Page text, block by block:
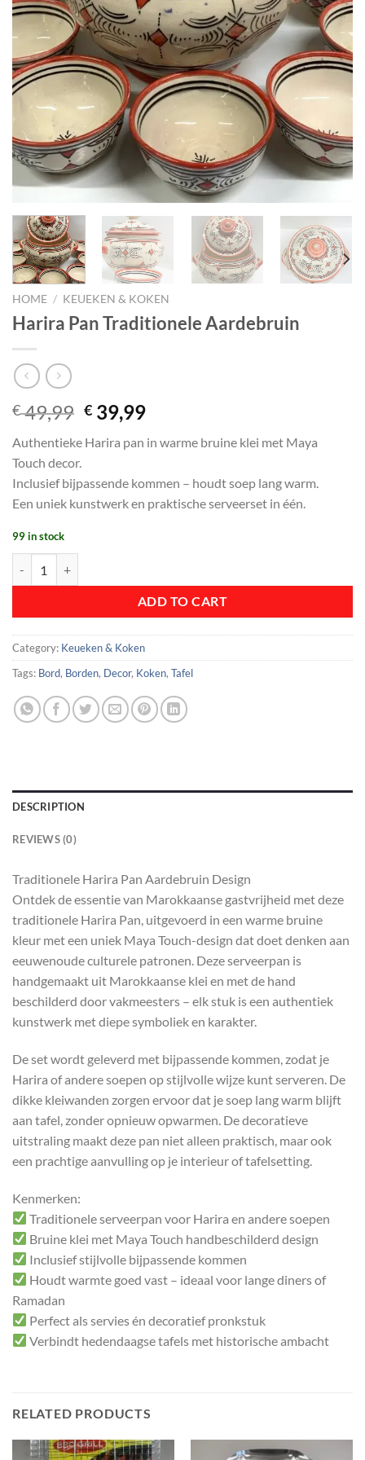
HOME / KEUEKEN & KOKEN
Harira Pan Traditionele Aardebruin
€49,99 Original
price
was:
€ 39,99Current
is:
Authentieke Harira pan in warme bruine klei met Maya
Touch decor.
Inclusief bijpassende kommen – houdt soep lang warm.
Een uniek kunstwerk en praktische serveerset in één.
99 in stock
ADD TO CART
Category: Keueken & Koken
Tags: Bord, Borden, Decor, Koken, Tafel
DESCRIPTION
REVIEWS (0)
Traditionele Harira Pan Aardebruin Design
Ontdek de essentie van Marokkaanse gastvrijheid met deze
traditionele Harira Pan, uitgevoerd in een warme bruine
kleur met een uniek Maya Touch-design dat doet denken aan
eeuwenoude culturele patronen. Deze serveerpan is
handgemaakt uit Marokkaanse klei en met de hand
beschilderd door vakmeesters – elk stuk is een authentiek
kunstwerk met diepe symboliek en karakter.
De set wordt geleverd met bijpassende kommen, zodat je
Harira of andere soepen op stijlvolle wijze kunt serveren. De
dikke kleiwanden zorgen ervoor dat je soep lang warm blijft
aan tafel, zonder opnieuw opwarmen. De decoratieve
uitstraling maakt deze pan niet alleen praktisch, maar ook
een prachtige aanvulling op je interieur of tafelsetting.
Kenmerken:
Traditionele serveerpan voor Harira en andere soepen
Bruine klei met Maya Touch handbeschilderd design
Inclusief stijlvolle bijpassende kommen
Houdt warmte goed vast – ideaal voor lange diners of
Ramadan
Perfect als servies én decoratief pronkstuk
Verbindt hedendaagse tafels met historische ambacht
RELATED PRODUCTS